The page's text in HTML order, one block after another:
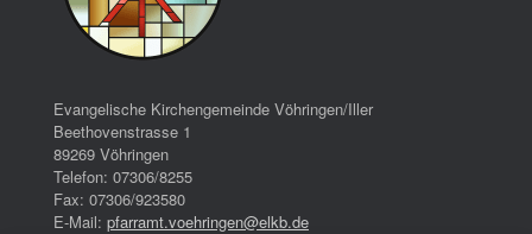
Evangelische Kirchengemeinde Vöhringen/Iller
Beethovenstrasse 1
89269 Vöhringen
Telefon: 07306/8255
Fax: 07306/923580
E-Mail: pfarramt.voehringen@elkb.de